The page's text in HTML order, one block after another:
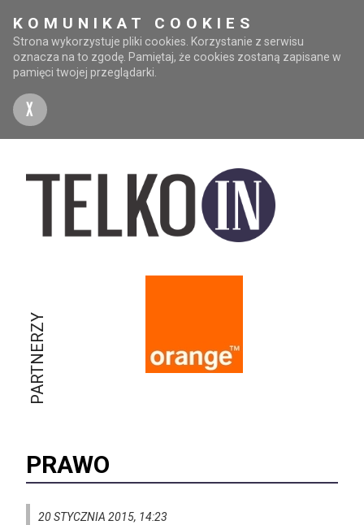
KOMUNIKAT COOKIES
Strona wykorzystuje pliki cookies. Korzystanie z serwisu
oznacza na to zgodę. Pamiętaj, że cookies zostaną zapisane w
pamięci twojej przeglądarki.
X
PARTNERZY
PRAWO
20 STYCZNIA 2015, 14:23